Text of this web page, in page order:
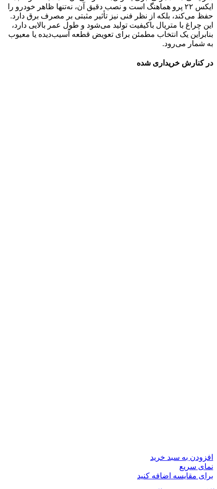
ایکس ۲۲ پرو هماهنگ است و نصب دقیق آن، نه‌تنها ظاهر خودرو را
حفظ می‌کند، بلکه از نظر فنی نیز تأثیر مثبتی بر مصرف برق دارد.
این چراغ با متریال باکیفیت تولید می‌شود و طول عمر بالایی دارد،
بنابراین یک انتخاب مطمئن برای تعویض قطعه آسیب‌دیده یا معیوب
به شمار می‌رود.
در کنارش خریداری شده
افزودن به سبد خرید
نمای سریع
برای مقایسه اضافه کنید